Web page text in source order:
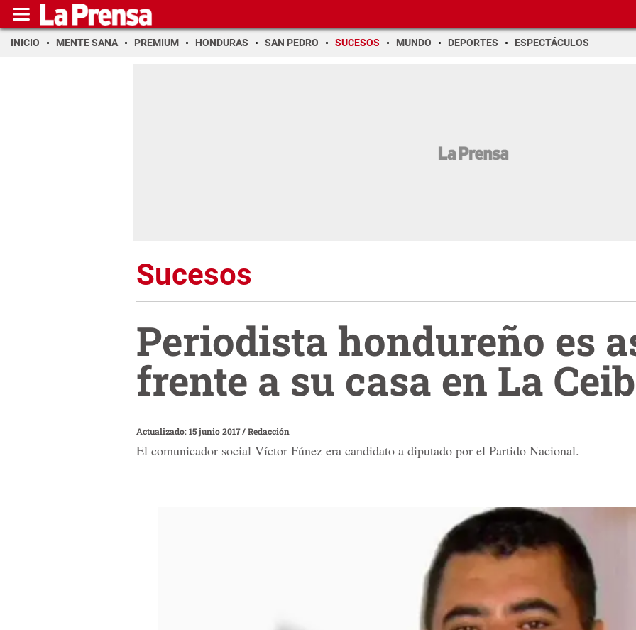
INICIO MENTE SANA PREMIUM HONDURAS SAN PEDRO SUCESOS MUNDO DEPORTES ESPECTÁCULOS
Sucesos
Periodista hondureño es
frente a su casa en La
Actualizado: 15 junio 2017/Redacción
El comunicador social Víctor Fúnez era candidato a diputado por el Partido Nacional.